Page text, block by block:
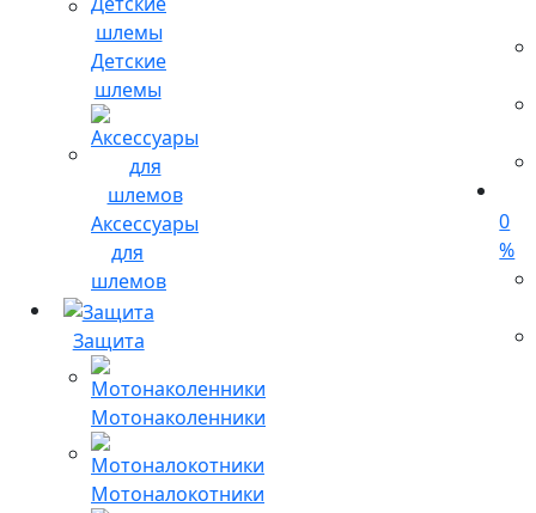
Детские
шлемы
Аксессуары
для
шлемов
Защита
Мотонаколенники
Мотоналокотники
0
%